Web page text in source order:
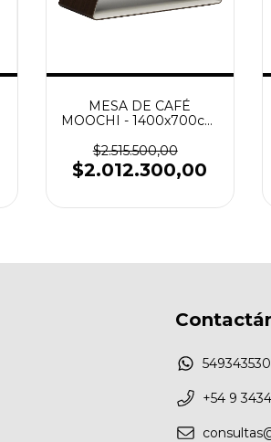
MESA DE CAFÉ
MOOCHI - 1400x700cm
$2.515.500,00
$2.012.300,00
+54 9